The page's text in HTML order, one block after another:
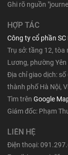
Ghi rõ nguồn
HỢP TÁC
Công ty cổ phần
Trụ sở: tầng 12, tòa
Lương, phường
Địa chỉ giao dịch:
thành phố Hà Nội,
Tìm trên Google
Giám đốc: Phạm
LIÊN HỆ
Điện thoại: